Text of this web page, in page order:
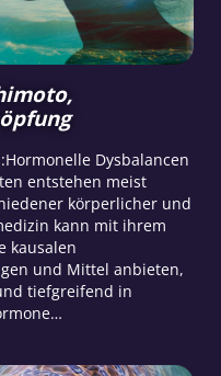
Dysbalancen
entstehen meist
körperlicher und
kann mit ihrem
kausalen
und Mittel anbieten,
tiefgreifend in